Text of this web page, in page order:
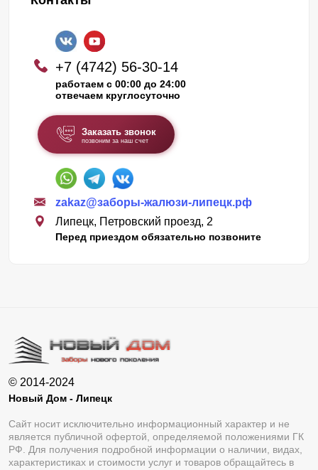
+7 (4742) 56-30-14
работаем с 00:00 до 24:00
отвечаем круглосуточно
Заказать звонок
позвоним за наш счет
zakaz@заборы-жалюзи-липецк.рф
Липецк, Петровский проезд, 2
Перед приездом обязательно позвоните
© 2014-2024
Новый Дом - Липецк
Сайт носит исключительно информационный характер и не
является публичной офертой, определяемой положениями ГК
РФ. Для получения подробной информации о наличии, видах,
характеристиках и стоимости услуг и товаров обращайтесь в